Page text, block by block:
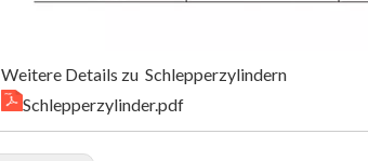
Weitere Details zu Schlepperzylindern
Schlepperzylinder.pdf